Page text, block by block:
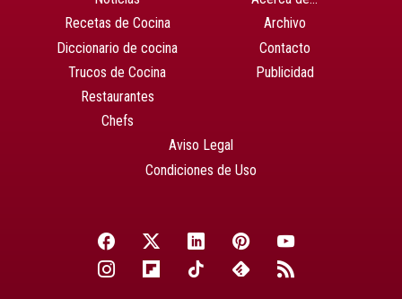
Recetas de Cocina
Diccionario de cocina
Trucos de Cocina
Restaurantes
Chefs
Archivo
Contacto
Publicidad
Aviso Legal
Condiciones de Uso